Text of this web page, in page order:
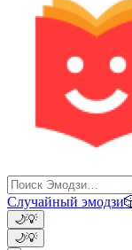
Случайный эмодзи
🌙💡
🌙💡